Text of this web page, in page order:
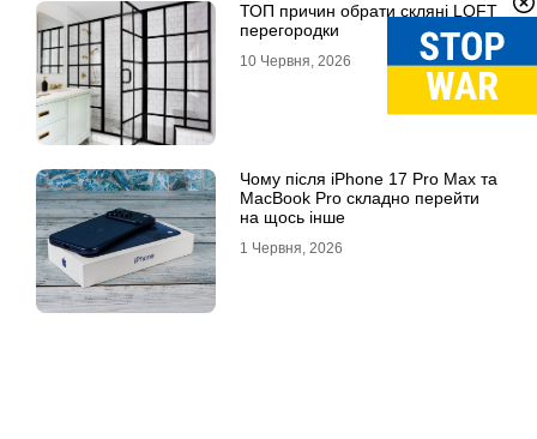
ТОП причин обрати скляні LOFT
перегородки
10 Червня, 2026
Чому після iPhone 17 Pro Max та
MacBook Pro складно перейти
на щось інше
1 Червня, 2026